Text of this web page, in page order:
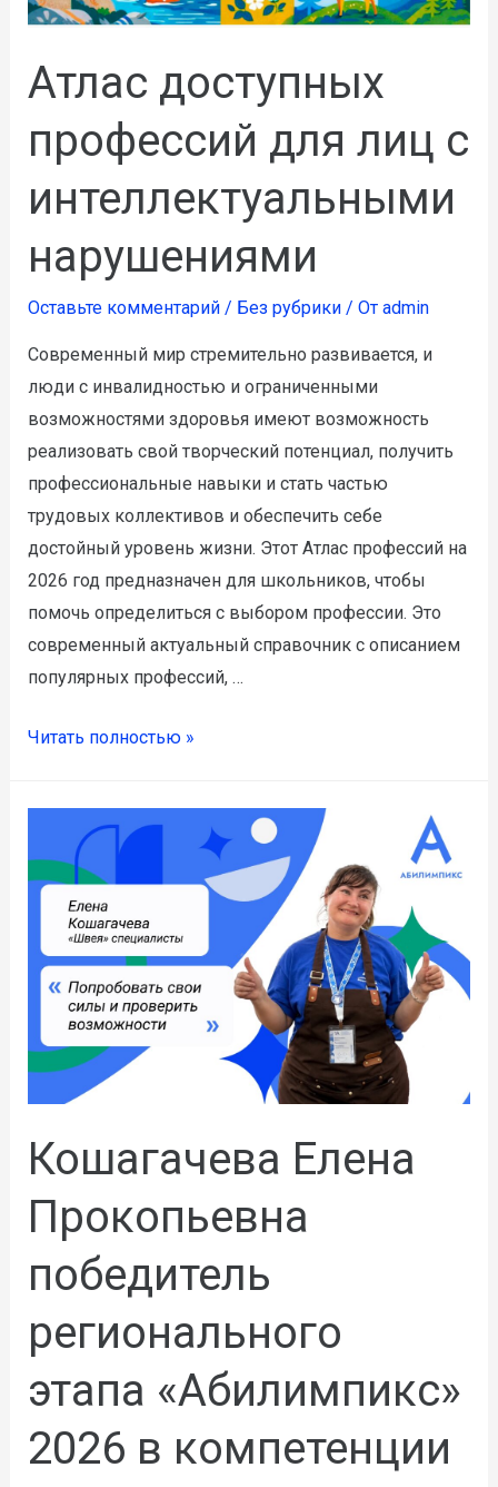
Атлас доступных
профессий для лиц с
интеллектуальными
нарушениями
Оставьте комментарий / Без рубрики/ От admin
Современный мир стремительно развивается, и
люди с инвалидностью и ограниченными
возможностями здоровья имеют возможность
реализовать свой творческий потенциал, получить
профессиональные навыки и стать частью
трудовых коллективов и обеспечить себе
достойный уровень жизни. Этот Атлас профессий на
2026 год предназначен для школьников, чтобы
помочь определиться с выбором профессии. Это
современный актуальный справочник с описанием
популярных профессий, …
Читать полностью »
Кошагачева Елена
Прокопьевна
победитель
регионального
этапа «Абилимпикс»
2026 в компетенции